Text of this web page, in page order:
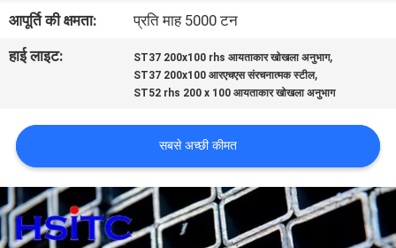
हमसे
संपर्क
समाचार
बोली
आपूर्ति की क्षमता:
प्रति माह 5000 टन
हाई लाइट:
ST37 200x100 rhs आयताकार खोखला अनुभाग,
ST37 200x100 आरएचएस संरचनात्मक स्टील,
ST52 rhs 200 x 100 आयताकार खोखला अनुभाग
सबसे अच्छी कीमत